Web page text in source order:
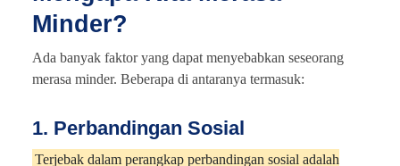
Minder?
Ada banyak faktor yang dapat menyebabkan seseorang
merasa minder. Beberapa di antaranya termasuk:
1. Perbandingan Sosial
Terjebak dalam perangkap perbandingan sosial adalah